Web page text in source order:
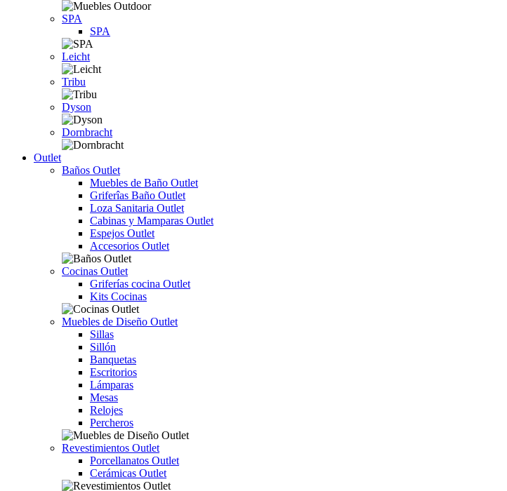
SPA
SPA
Leicht
Tribu
Dyson
Dornbracht
Outlet
Baños Outlet
Muebles de Baño Outlet
Griferîas Baño Outlet
Loza Sanitaria Outlet
Cabinas y Mamparas Outlet
Espejos Outlet
Accesorios Outlet
Cocinas Outlet
Griferías cocina Outlet
Kits Cocinas
Muebles de Diseño Outlet
Sillas
Sillón
Banquetas
Escritorios
Lámparas
Mesas
Relojes
Percheros
Revestimientos Outlet
Porcellanatos Outlet
Cerámicas Outlet